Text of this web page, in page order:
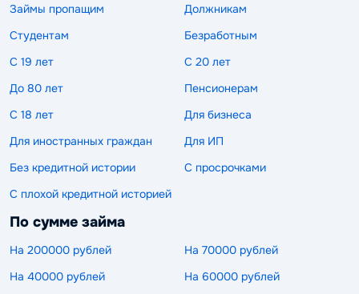
Займы пропащим
Должникам
Студентам
Безработным
С 19 лет
С 20 лет
До 80 лет
Пенсионерам
С 18 лет
Для бизнеса
Для иностранных граждан
Для ИП
Без кредитной истории
С просрочками
С плохой кредитной историей
По сумме займа
На 200000 рублей
На 70000 рублей
На 40000 рублей
На 60000 рублей